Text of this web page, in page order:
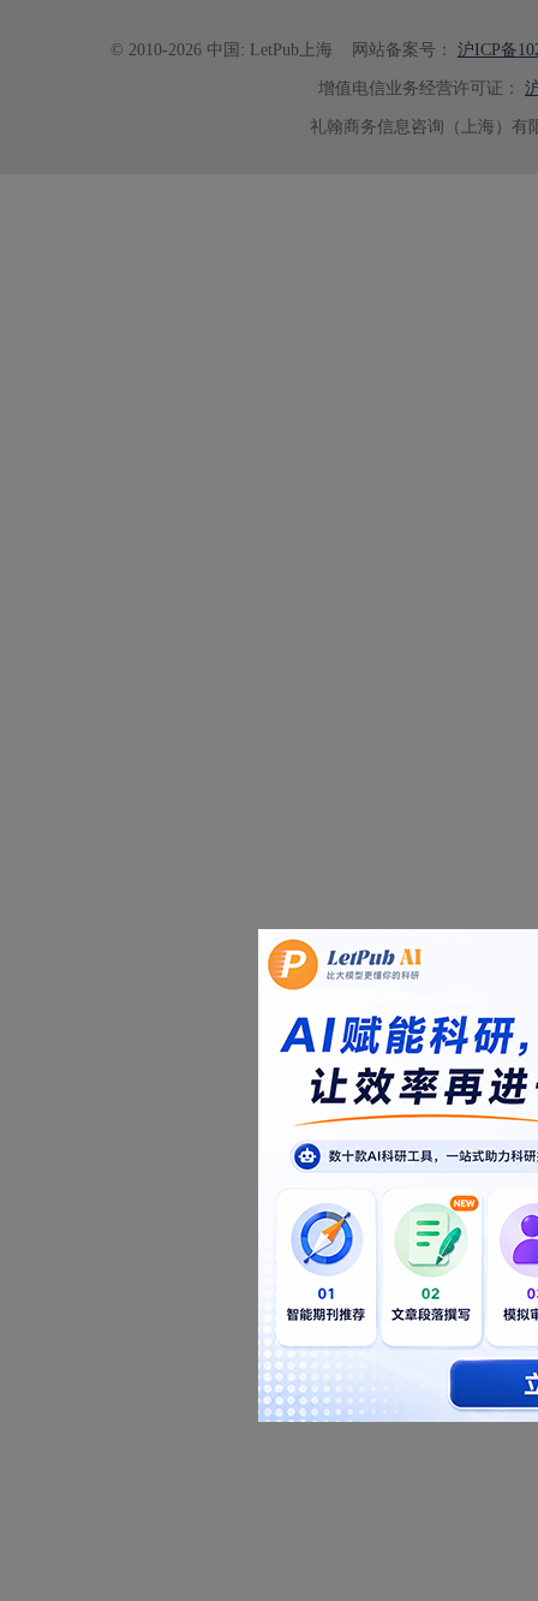
© 2010-2026 中国: LetPub上海 网站备案号： 沪ICP备
增值电信业务经营许可证：
礼翰商务信息咨询（上海）